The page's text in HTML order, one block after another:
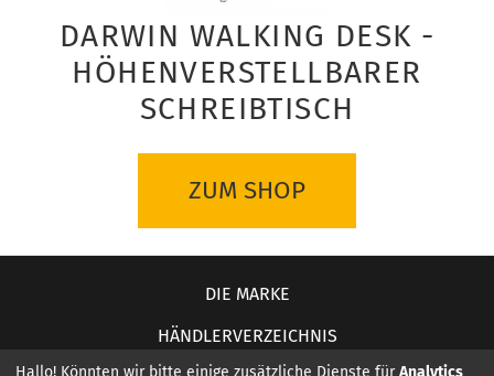
DARWIN WALKING DESK -
HÖHENVERSTELLBARER
SCHREIBTISCH
ZUM SHOP
DIE MARKE
HÄNDLERVERZEICHNIS
Hallo! Könnten wir bitte einige zusätzliche Dienste fürAnalytics